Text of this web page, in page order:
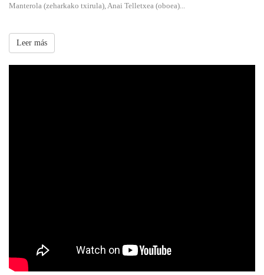
Manterola (zeharkako txirula), Anai Telletxea (oboea)...
Leer más